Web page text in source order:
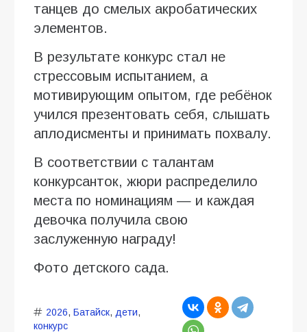
танцев до смелых акробатических
элементов.
В результате конкурс стал не
стрессовым испытанием, а
мотивирующим опытом, где ребёнок
учился презентовать себя, слышать
аплодисменты и принимать похвалу.
В соответствии с талантам
конкурсанток, жюри распределило
места по номинациям — и каждая
девочка получила свою
заслуженную награду!
Фото детского сада.
2026, Батайск, дети,
конкурс